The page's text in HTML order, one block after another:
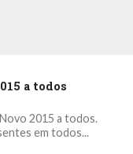
a todos
2015 a todos.
em todos...